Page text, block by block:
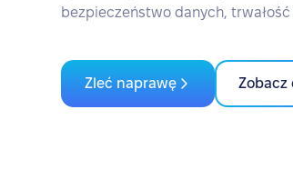
bezpieczeństwo danych,
Zleć naprawę Zobacz